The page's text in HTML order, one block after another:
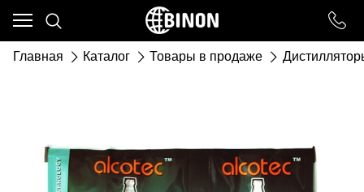
Главная Каталог Товары в продаже
Ваш город - ст. Каневская,
угадали?
ДА НЕТ